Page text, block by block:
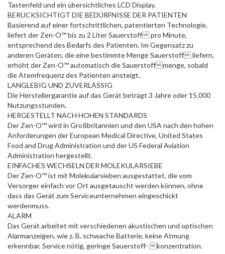
Tastenfeld und ein übersichtliches LCD Display.
BERÜCKSICHTIGT DIE BEDÜRFNISSE DER PATIENTEN
Basierend auf einer fortschrittlichen, patentierten Technologie,
liefert der Zen-O™ bis zu 2 Liter Sauerstoff pro Minute,
entsprechend des Bedarfs des Patienten. Im Gegensatz zu
anderen Geräten, die eine bestimmte Menge Sauerstoff liefern,
erhöht der Zen-O™ automatisch die Sauerstoffmenge, sobald
die Atemfrequenz des Patienten ansteigt.
LANGLEBIG UND ZUVERLÄSSIG
Die Herstellergarantie auf das Gerät beträgt 3 Jahre oder 15.000
Nutzungsstunden.
HERGESTELLT NACH HOHEN STANDARDS
Der Zen-O™ wird in Großbritannien und den USA nach den hohen
Anforderungen der European Medical Directive, United States
Food and Drug Administration und der US Federal Aviation
Administration hergestellt.
EINFACHES WECHSELN DER MOLEKULARSIEBE
Der Zen-O™ ist mit Molekularsieben ausgestattet, die vom
Versorger einfach vor Ort ausgetauscht werden können, ohne
dass das Gerät zum Serviceunternehmen eingeschickt
werdenmuss.
ALARM
Das Gerät arbeitet mit verschiedenen akustischen und optischen
Alarmanzeigen, wie z. B. schwache Batterie, keine Atmung
erkennbar, Service nötig, geringe Sauerstoff- konzentration.